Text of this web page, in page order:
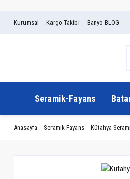
Kurumsal Kargo Takibi Banyo BLOG
Seramik-Fayans
Anasayfa Seramik-Fayans Kütahya